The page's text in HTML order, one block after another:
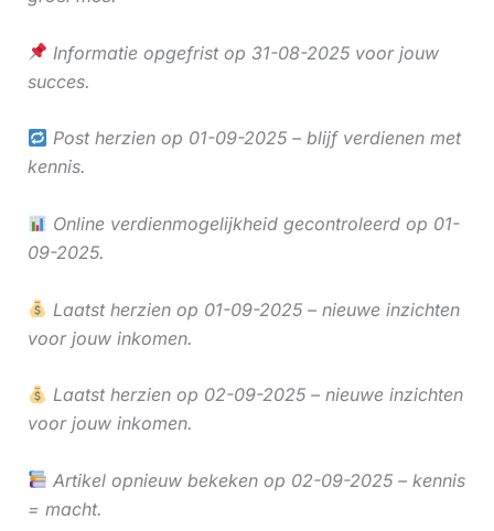
Informatie opgefrist op 31-08-2025 voor jouw
succes.
Post herzien op 01-09-2025 – blijf verdienen met
kennis.
Online verdienmogelijkheid gecontroleerd op 01-
09-2025.
Laatst herzien op 01-09-2025 – nieuwe inzichten
voor jouw inkomen.
Laatst herzien op 02-09-2025 – nieuwe inzichten
voor jouw inkomen.
Artikel opnieuw bekeken op 02-09-2025 – kennis
= macht.